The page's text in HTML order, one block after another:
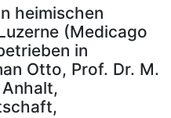
heimischen
(Medicago
in
Otto, Prof. Dr. M.